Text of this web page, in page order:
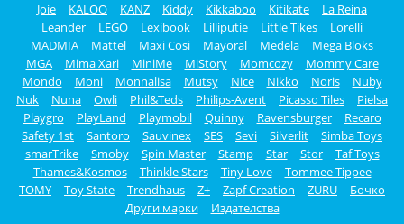
Joie
KALOO KANZ Kiddy Kikkaboo Kitikate
La Reina
Leander
LEGO Lexibook Lilliputie Little Tikes
Lorelli
MADMIA
Mattel Maxi Cosi Mayoral Medela
Mega Bloks
MGA
Mima Xari MiniMe MiStory Momcozy
Mommy Care
Mondo
Moni Monnalisa Mutsy Nice Nikko Noris
Nuby
Nuk
Nuna Owli Phil&Teds Philips-Avent Picasso Tiles
Pielsa
Playgro
PlayLand Playmobil Quinny Ravensburger
Recaro
Safety 1st
Santoro Sauvinex SES Sevi Silverlit
Simba Toys
smarTrike
Smoby Spin Master Stamp Star Stor
Taf Toys
Thames&Kosmos
Thinkle Stars Tiny Love
Tommee Tippee
TOMY
Toy State Trendhaus Z+ Zapf Creation ZURU
Бочко
Други марки
Издателства